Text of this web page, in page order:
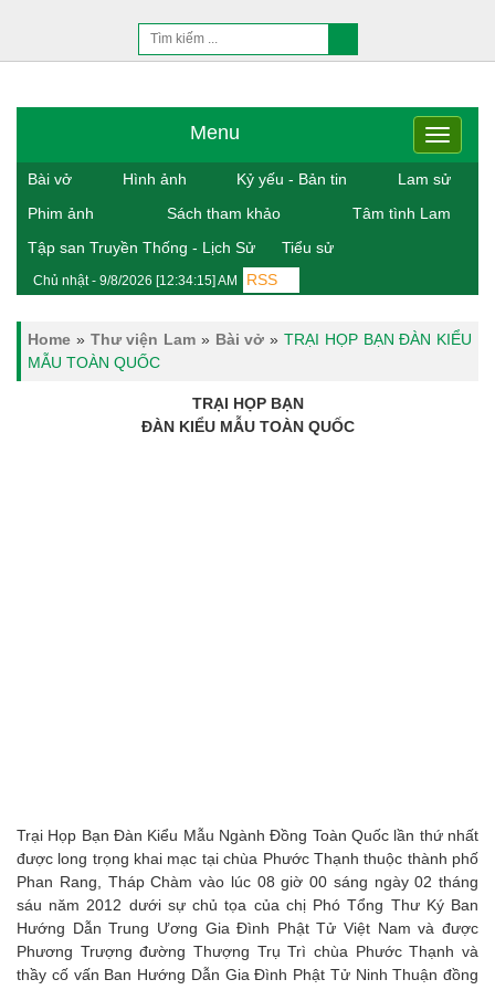
Menu Menu
Bài vở Hình ảnh Kỷ yếu - Bản tin
Lam sử
Phim ảnh
Sách tham khảo
Tâm tình Lam
Tập san Truyền Thống - Lịch Sử
Tiểu sử
Chủ nhật - 9/8/2026 [12:34:15] AM RSS
Home » Thư viện Lam » Bài vở » TRẠI HỌP BẠN ĐÀN KIỂU
MẪU TOÀN QUỐC
TRẠI HỌP BẠN
ĐÀN KIỂU MẪU TOÀN QUỐC
Trại Họp Bạn Đàn Kiểu Mẫu Ngành Đồng Toàn Quốc lần thứ nhất
được long trọng khai mạc tại chùa Phước Thạnh thuộc thành phố
Phan Rang, Tháp Chàm vào lúc 08 giờ 00 sáng ngày 02 tháng
sáu năm 2012 dưới sự chủ tọa của chị Phó Tổng Thư Ký Ban
Hướng Dẫn Trung Ương Gia Đình Phật Tử Việt Nam và được
Phương Trượng đường Thượng Trụ Trì chùa Phước Thạnh và
thầy cố vấn Ban Hướng Dẫn Gia Đình Phật Tử Ninh Thuận đồng